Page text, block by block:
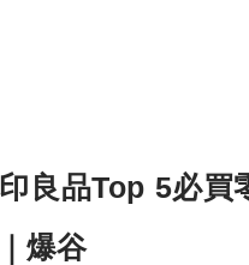
良品Top 5必買
爆谷